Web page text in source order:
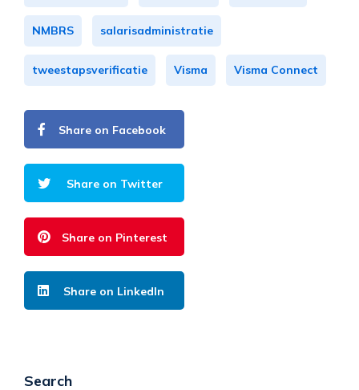
NMBRS salarisadministratie
tweestapsverificatie Visma Visma Connect
Share on Facebook
Share on Twitter
Share on Pinterest
Share on LinkedIn
Search